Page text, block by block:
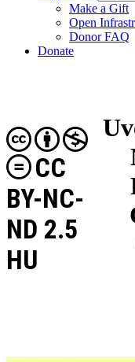
Make a Gift
Open
Donor FAQ
Donate
CC
BY-NC-
ND 2.5
HU